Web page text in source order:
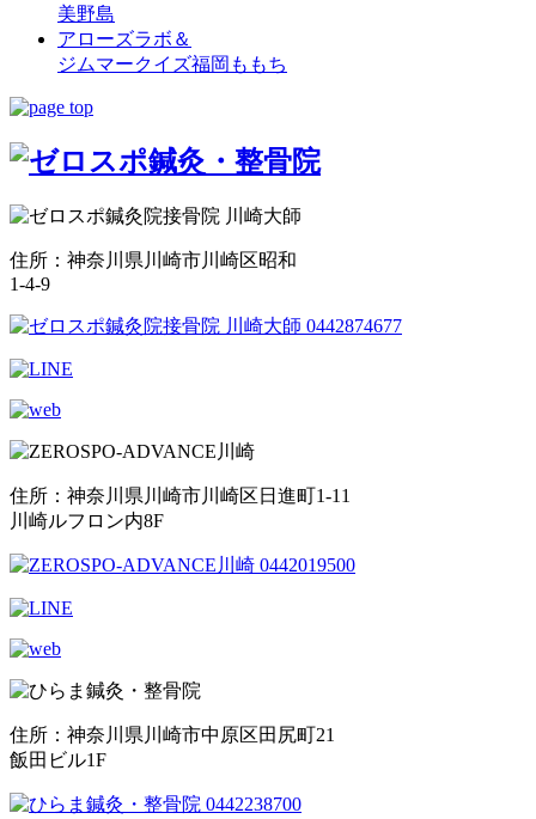
美野島
アローズラボ＆
ジムマークイズ福岡ももち
住所：神奈川県川崎市川崎区昭和
1-4-9
住所：神奈川県川崎市川崎区日進町1-11
川崎ルフロン内8F
住所：神奈川県川崎市中原区田尻町21
飯田ビル1F